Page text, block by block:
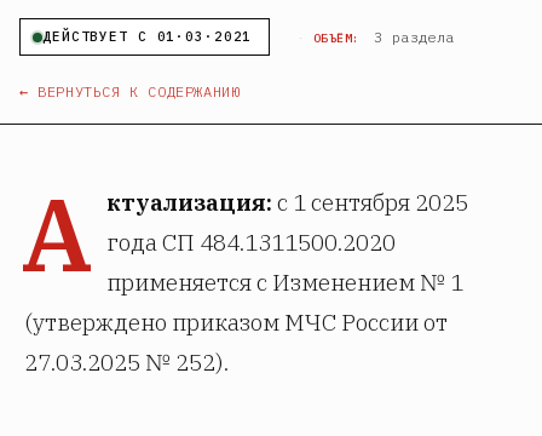
ДЕЙСТВУЕТ С 01·03·2021 · ОБЪЁМ: 3 раздела
← ВЕРНУТЬСЯ К СОДЕРЖАНИЮ
А ктуализация: с 1 сентября 2025
года СП 484.1311500.2020
применяется с Изменением № 1
(утверждено приказом МЧС России от
27.03.2025 № 252).